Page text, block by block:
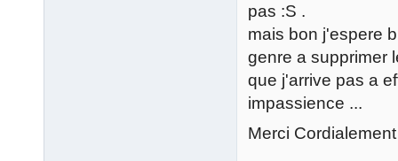
pas :S .
mais bon j'espere
genre a supprimer
que j'arrive pas a
impassience ...
Merci